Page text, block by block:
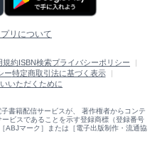
リについて
規約ISBN検索プライバシーポリシー
ー特定商取引法に基づく表示
いただくために
書籍配信サービスが、 著作権者からコンテ
ビスであることを示す登録商標（登録番号
ABJマーク］または［電子出版制作・流通協